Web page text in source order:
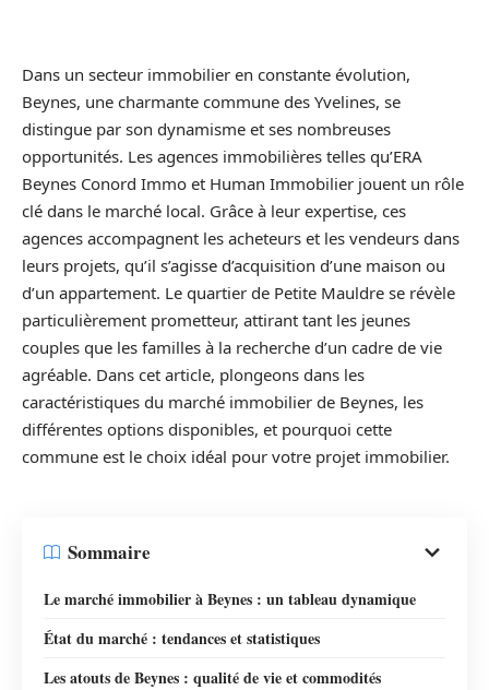
Dans un secteur immobilier en constante évolution,
Beynes, une charmante commune des Yvelines, se
distingue par son dynamisme et ses nombreuses
opportunités. Les agences immobilières telles qu’ERA
Beynes Conord Immo et Human Immobilier jouent un rôle
clé dans le marché local. Grâce à leur expertise, ces
agences accompagnent les acheteurs et les vendeurs dans
leurs projets, qu’il s’agisse d’acquisition d’une maison ou
d’un appartement. Le quartier de Petite Mauldre se révèle
particulièrement prometteur, attirant tant les jeunes
couples que les familles à la recherche d’un cadre de vie
agréable. Dans cet article, plongeons dans les
caractéristiques du marché immobilier de Beynes, les
différentes options disponibles, et pourquoi cette
commune est le choix idéal pour votre projet immobilier.
Sommaire
Le marché immobilier à Beynes : un tableau dynamique
État du marché : tendances et statistiques
Les atouts de Beynes : qualité de vie et commodités